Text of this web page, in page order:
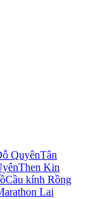
QuyênTân
Then Kin
Cầu kính Rồng
Lai